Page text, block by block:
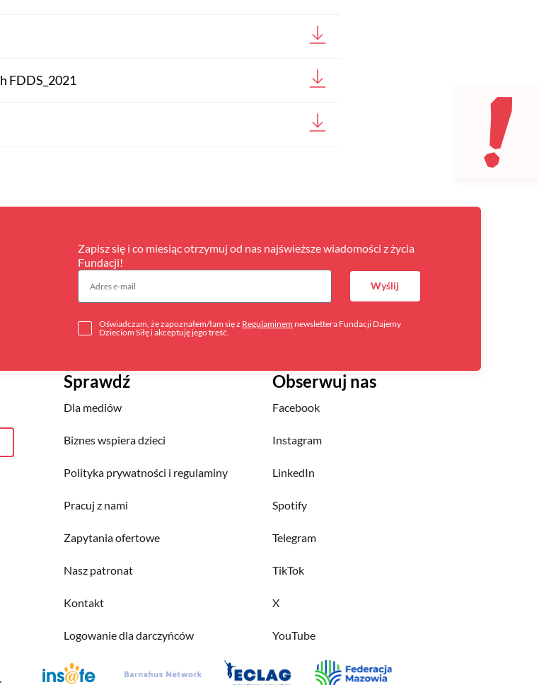
FDDS_2021
Zapisz się i co miesiąc otrzymuj od nas najświeższe wiadomości z życia
Fundacji!
Oświadczam, że zapoznałem/łam się z Regulaminem newslettera Fundacji Dajemy
Dzieciom Siłę i akceptuję jego treść.
Wyślij
Sprawdź
Dla mediów
Biznes wspiera dzieci
Polityka prywatności i regulaminy
Pracuj z nami
Zapytania ofertowe
Nasz patronat
Kontakt
Logowanie dla darczyńców
Obserwuj nas
Facebook
Instagram
LinkedIn
Spotify
Telegram
TikTok
X
YouTube